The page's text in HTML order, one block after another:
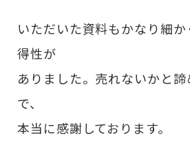
いただいた資料もかなり細
得性が
ありました。売れないかと
で、
本当に感謝しております。